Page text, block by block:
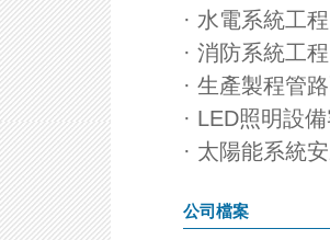
· 水電系統工程
· 消防系統工程
· 生產製程管
· LED照明設
· 太陽能系統
公司檔案